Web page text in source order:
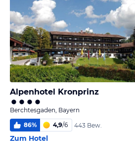
Alpenhotel Kronprinz
Berchtesgaden, Bayern
86% 4,9/6 443 Bew.
Zum Hotel